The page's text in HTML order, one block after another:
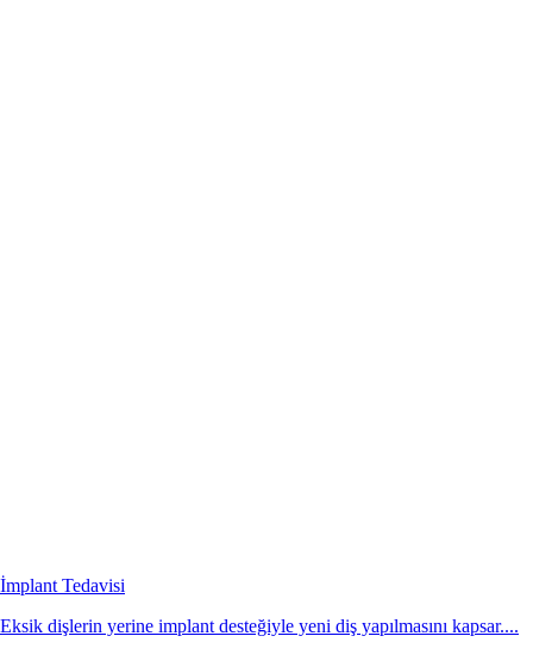
İmplant Tedavisi
Eksik dişlerin yerine implant desteğiyle yeni diş yapılmasını kapsar....